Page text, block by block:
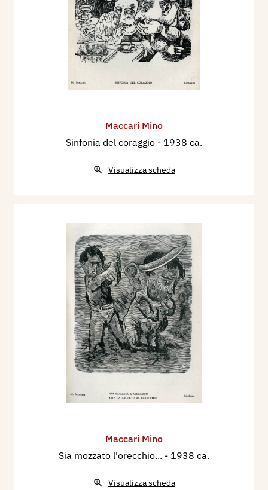
Maccari Mino
Sinfonia del coraggio - 1938 ca.
Visualizza scheda
Maccari Mino
Sia mozzato l'orecchio... - 1938 ca.
Visualizza scheda